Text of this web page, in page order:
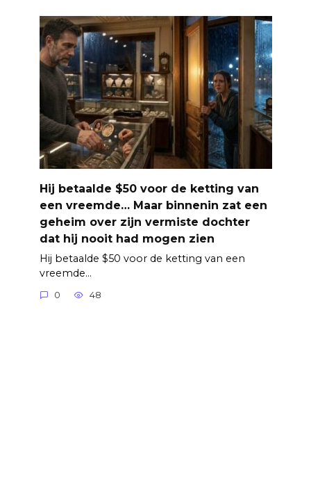
Hij betaalde $50 voor de ketting van
een vreemde… Maar binnenin zat een
geheim over zijn vermiste dochter
dat hij nooit had mogen zien
Hij betaalde $50 voor de ketting van een
vreemde…
0 48